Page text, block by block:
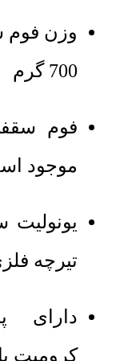
700 گرم
فوم
موجود
تیرچه
دارای
کرومیت